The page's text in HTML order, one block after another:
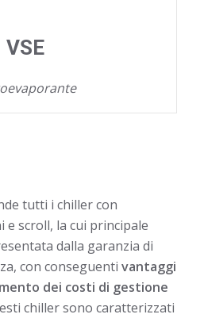
VSE
tutti i chiller con
scroll, la cui principale
dalla garanzia di
con conseguenti vantaggi
dei costi di gestione
chiller sono caratterizzati